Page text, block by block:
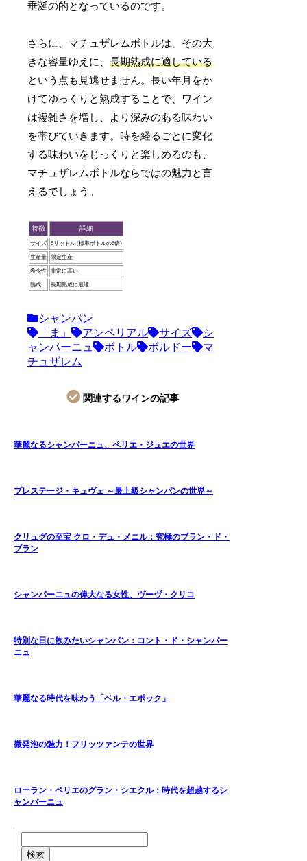
垂涎の的となっているのです。
さらに、マチュザレムボトルは、その大
きな容量ゆえに、長期熟成に適している
という点も見逃せません。長い年月をか
けてゆっくりと熟成することで、ワイン
は複雑さを増し、より深みのある味わい
を帯びていきます。時を経るごとに変化
する味わいをじっくりと楽しめるのも、
マチュザレムボトルならではの魅力と言
えるでしょう。
特徴 詳細
サイズ 6リットル (標準ボトルの6倍)
生産量 限定生産
希少性 非常に高い
熟成 長期熟成に最適
シャンパン
「ま」
アンペリアル サイズ
シ
ャンパーニュ
ボトル ボルドー
マ
チュザレム
関連するワインの記事
華麗なるシャンパーニュ、ペリエ・ジュエの世界
プレステージ・キュヴェ ～最上級シャンパンの世界～
クリュグの至宝 クロ・デュ・メニル：究極のブラン・ド・
ブラン
シャンパーニュの偉大なる女性、ヴーヴ・クリコ
特別な日に飲みたいシャンパン：コント・ド・シャンパー
ニュ
華麗なる時代を味わう「ベル・エポック」
微発泡の魅力！フリッツァンテの世界
ローラン・ペリエのグラン・シエクル：時代を超越するシ
ャンパーニュ
検索